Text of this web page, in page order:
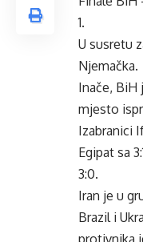
1.
U susretu
Njemačka.
Inače, BiH
mjesto
Izabranici
Egipat sa
3:0.
Iran je u
Brazil i
protivnika